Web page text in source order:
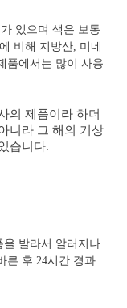
있으며 색은 보통
비해 지방산, 미네
품에서는 많이 사용
의 제품이라 하더
니라 그 해의 기상
습니다.
을 발라서 알러지나
른 후 24시간 경과